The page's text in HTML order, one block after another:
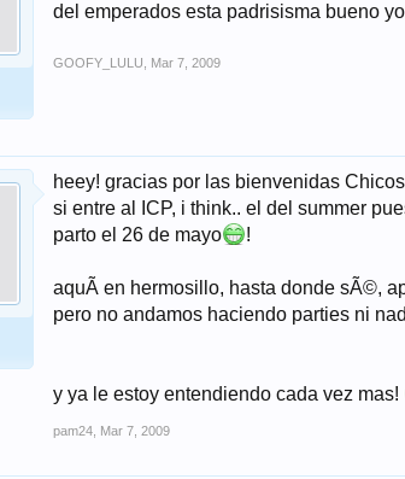
del emperados esta padrisisma bueno
GOOFY_LULU Mar 7, 2009
heey! gracias por las bienvenidas
si entre al ICP, i think.. el del summer
parto el 26 de mayo
!
aquÃ­ en hermosillo, hasta donde sÃ©,
pero no andamos haciendo parties ni
y ya le estoy entendiendo cada vez mas!
pam24 Mar 7, 2009